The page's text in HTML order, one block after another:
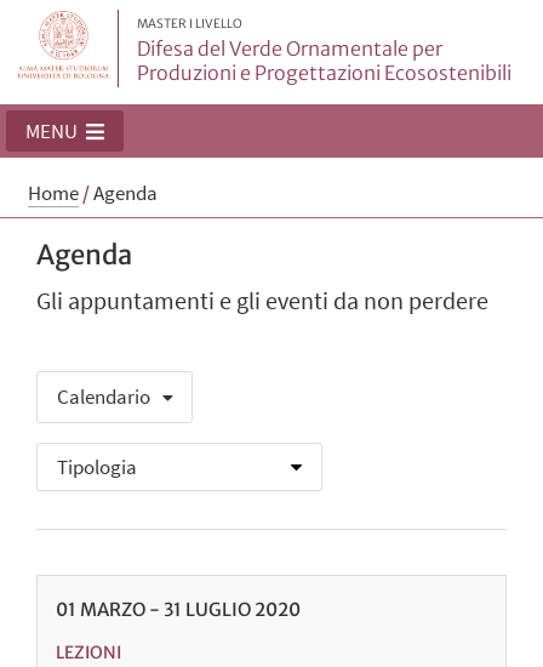
MASTER I LIVELLO
Difesa del Verde Ornamentale per
Produzioni e Progettazioni Ecosostenibili
MENU
Home/Agenda
Agenda
Gli appuntamenti e gli eventi da non perdere
Calendario
01 MARZO - 31 LUGLIO 2020
LEZIONI